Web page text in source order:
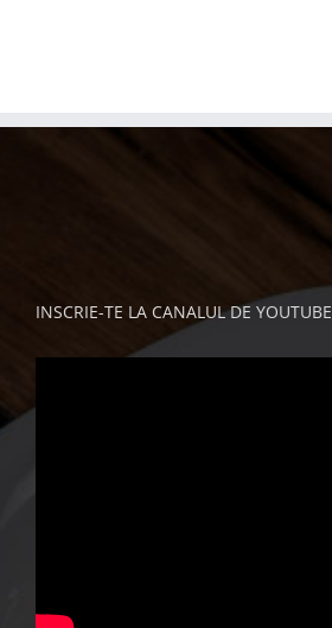
INSCRIE-TE LA CANALUL DE YOUTUBE